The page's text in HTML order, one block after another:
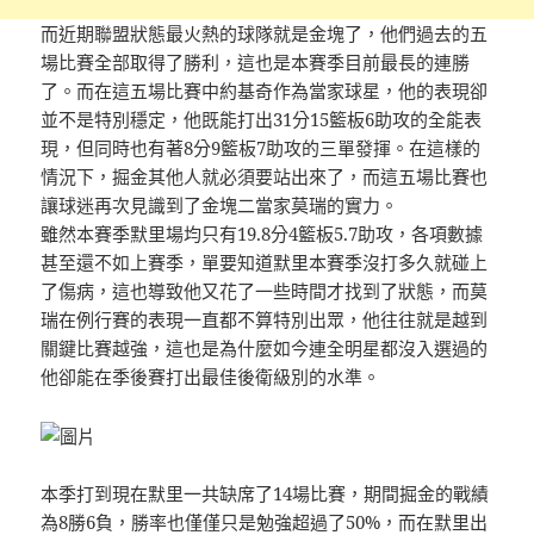
而近期聯盟狀態最火熱的球隊就是金塊了，他們過去的五
場比賽全部取得了勝利，這也是本賽季目前最長的連勝
了。而在這五場比賽中約基奇作為當家球星，他的表現卻
並不是特別穩定，他既能打出31分15籃板6助攻的全能表
現，但同時也有著8分9籃板7助攻的三單發揮。在這樣的
情況下，掘金其他人就必須要站出來了，而這五場比賽也
讓球迷再次見識到了金塊二當家莫瑞的實力。
雖然本賽季默里場均只有19.8分4籃板5.7助攻，各項數據
甚至還不如上賽季，單要知道默里本賽季沒打多久就碰上
了傷病，這也導致他又花了一些時間才找到了狀態，而莫
瑞在例行賽的表現一直都不算特別出眾，他往往就是越到
關鍵比賽越強，這也是為什麼如今連全明星都沒入選過的
他卻能在季後賽打出最佳後衛級別的水準。
本季打到現在默里一共缺席了14場比賽，期間掘金的戰績
為8勝6負，勝率也僅僅只是勉強超過了50%，而在默里出